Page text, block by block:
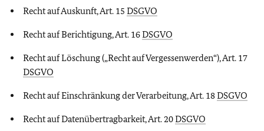
Recht auf Auskunft, Art. 15 DSGVO
Recht auf Berichtigung, Art. 16DSGVO
Recht auf Löschung („Recht auf Vergessenwerden“), Art. 17
DSGVO
Recht auf Einschränkung der Verarbeitung, Art. 18DSGVO
Recht auf Datenübertragbarkeit, Art. 20DSGVO